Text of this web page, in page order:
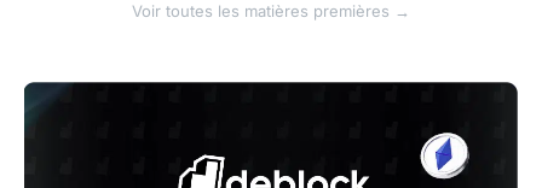
Voir toutes les matières premières →